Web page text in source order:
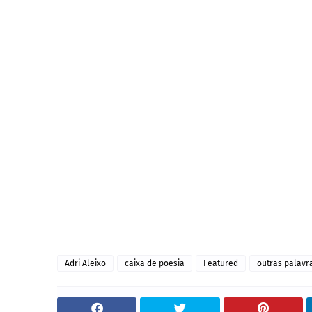
Adri Aleixo caixa de poesia Featured outras